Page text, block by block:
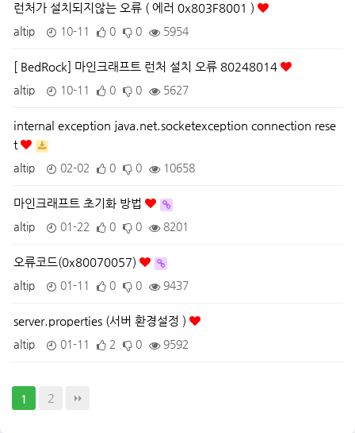
런처가 설치되지않는 오류 ( 에러 0x803F8001 )
altip 10-11 0 0 5954
[ BedRock] 마인크래프트 런처 설치 오류 80248014
altip 10-11 0 0 5627
internal exception java.net.socketexception connection rese
t
altip 02-02 0 0 10658
마인크래프트 초기화 방법
altip 01-22 0 0 8201
오류코드(0x80070057)
altip 01-11 0 0 9437
server.properties (서버 환경설정 )
altip 01-11 2 0 9592
1 2